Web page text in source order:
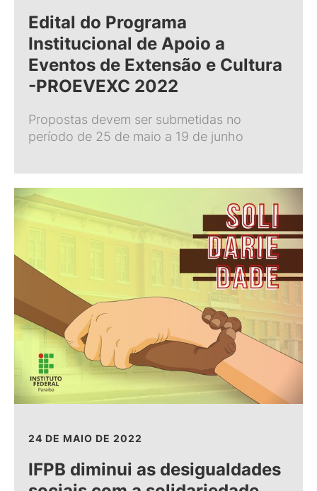
Edital do Programa
Institucional de Apoio a
Eventos de Extensão e Cultura
-PROEVEXC 2022
Propostas devem ser submetidas no
período de 25 de maio a 19 de junho
24 DE MAIO DE 2022
IFPB diminui as desigualdades